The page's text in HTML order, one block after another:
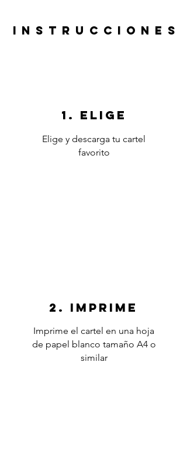
1. ELIGE
Elige y descarga tu cartel
favorito
2. IMPRIME
Imprime el cartel en una hoja
de papel blanco tamaño A4 o
similar
INSTRUCCIONES